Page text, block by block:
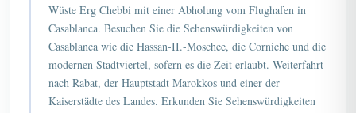
Wüste Erg Chebbi mit einer Abholung vom Flughafen in
Casablanca. Besuchen Sie die Sehenswürdigkeiten von
Casablanca wie die Hassan-II.-Moschee, die Corniche und die
modernen Stadtviertel, sofern es die Zeit erlaubt. Weiterfahrt
nach Rabat, der Hauptstadt Marokkos und einer der
Kaiserstädte des Landes. Erkunden Sie Sehenswürdigkeiten